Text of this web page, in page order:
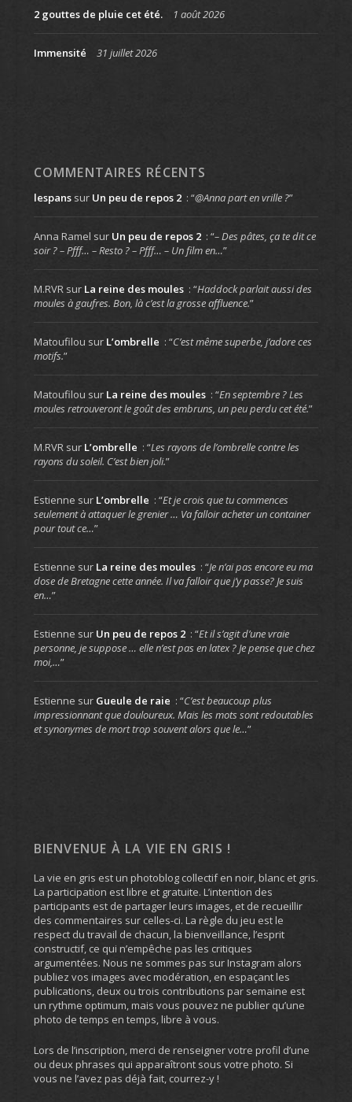
2 gouttes de pluie cet été. 1 août 2026
Immensité 31 juillet 2026
COMMENTAIRES RÉCENTS
lespanssur Un peu de repos 2 : “@Anna part en vrille ?”
Anna Ramel sur Un peu de repos 2 : “– Des pâtes, ça te dit ce
soir ? – Pfff… – Resto ? – Pfff… – Un film en…”
M.RVRsur La reine des moules : “Haddock parlait aussi des
moules à gaufres. Bon, là c’est la grosse affluence.”
Matoufilou sur L’ombrelle : “C’est même superbe, j’adore ces
motifs.”
Matoufilou sur La reine des moules : “En septembre ? Les
moules retrouveront le goût des embruns, un peu perdu cet été.”
M.RVRsur L’ombrelle : “Les rayons de l’ombrelle contre les
rayons du soleil. C’est bien joli.”
Estienne sur L’ombrelle : “Et je crois que tu commences
seulement à attaquer le grenier … Va falloir acheter un container
pour tout ce…”
Estienne sur La reine des moules : “Je n’ai pas encore eu ma
dose de Bretagne cette année. Il va falloir que j’y passe? Je suis
en…”
Estienne sur Un peu de repos 2 : “Et il s’agit d’une vraie
personne, je suppose … elle n’est pas en latex ? Je pense que chez
moi,…”
Estienne sur Gueule de raie : “C’est beaucoup plus
impressionnant que douloureux. Mais les mots sont redoutables
et synonymes de mort trop souvent alors que le…”
BIENVENUE À LA VIE EN GRIS !
La vie en gris est un photoblog collectif en noir, blanc et gris.
La participation est libre et gratuite. L’intention des
participants est de partager leurs images, et de recueillir
des commentaires sur celles-ci. La règle du jeu est le
respect du travail de chacun, la bienveillance, l’esprit
constructif, ce qui n’empêche pas les critiques
argumentées. Nous ne sommes pas sur Instagram alors
publiez vos images avec modération, en espaçant les
publications, deux ou trois contributions par semaine est
un rythme optimum, mais vous pouvez ne publier qu’une
photo de temps en temps, libre à vous.
Lors de l’inscription, merci de renseigner votre profil d’une
ou deux phrases qui apparaîtront sous votre photo. Si
vous ne l’avez pas déjà fait, courrez-y !